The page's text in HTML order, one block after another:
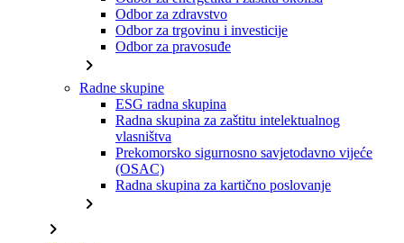
Odbor za zdravstvo
Odbor za trgovinu i investicije
Odbor za pravosuđe
chevron_right
Radne skupine
ESG radna skupina
Radna skupina za zaštitu intelektualnog
vlasništva
Prekomorsko sigurnosno savjetodavno vijeće
(OSAC)
Radna skupina za kartično poslovanje
chevron_right
chevron_right